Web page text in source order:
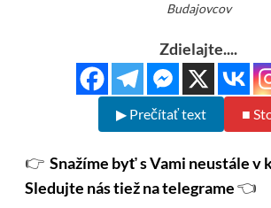
Budajovcov
Zdielajte....
▶ Prečítať text ■
👉 Snažíme byť s Vami neustále v
Sledujte nás tiež na telegrame👈